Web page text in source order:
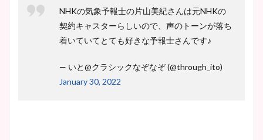
NHKの気象予報士の片山美紀さんは元NHKの
契約キャスターらしいので、声のトーンが落ち
着いていてとても好きな予報士さんです♪
— いと@クラシックなぞなぞ (@through_ito)
January 30, 2022